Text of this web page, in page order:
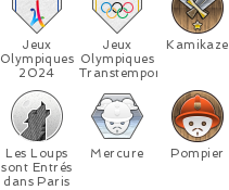
Jeux
Olympiques
2024
Jeux
Olympiques
Transtemporels
Kamikaze
Les Loups
sont Entrés
dans Paris
Mercure Pompier